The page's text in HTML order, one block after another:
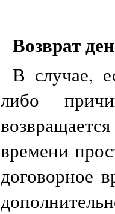
Возврат
В случае,
либо
времени
договорное